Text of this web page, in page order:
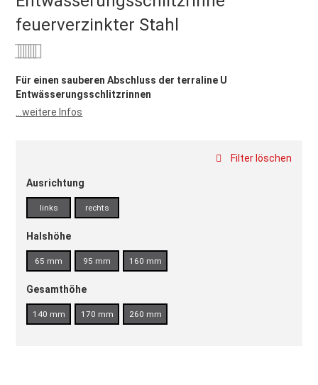
feuerverzinkter Stahl
Bewertung:
Für einen sauberen Abschluss der terraline U
Entwässerungsschlitzrinnen
...weitere Infos
Filter löschen
Ausrichtung
links rechts
Halshöhe
65 mm 95 mm 160 mm
Gesamthöhe
140 mm 170 mm 260 mm